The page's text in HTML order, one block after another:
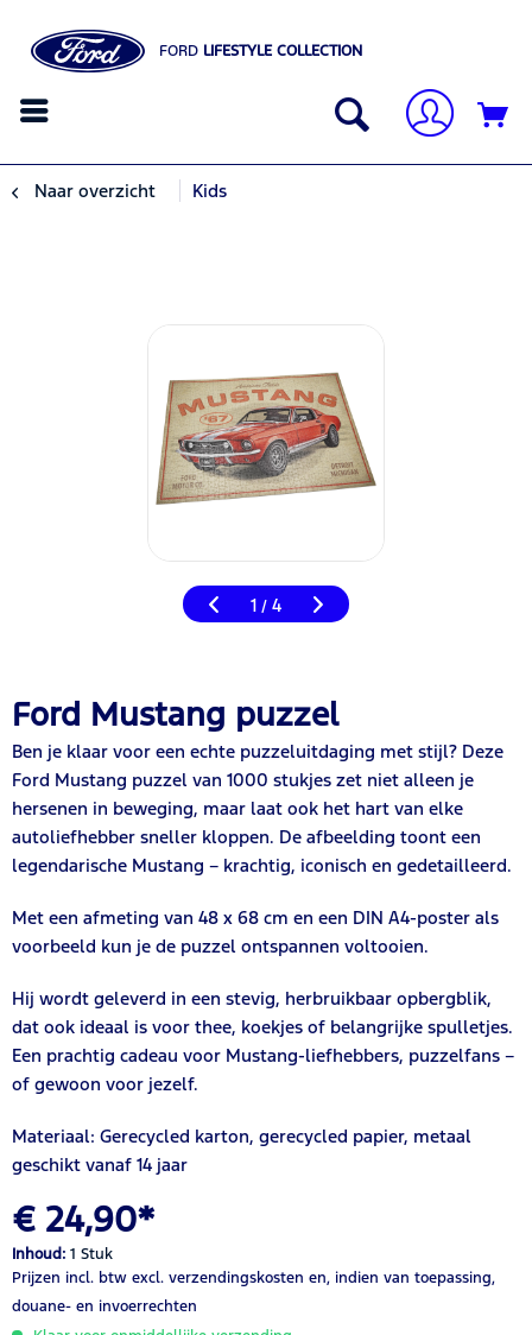
FORD LIFESTYLE COLLECTION
Naar overzicht Kids
1 / 4
Ford Mustang puzzel
Ben je klaar voor een echte puzzeluitdaging met stijl? Deze
Ford Mustang puzzel van 1000 stukjes zet niet alleen je
hersenen in beweging, maar laat ook het hart van elke
autoliefhebber sneller kloppen. De afbeelding toont een
legendarische Mustang – krachtig, iconisch en gedetailleerd.
Met een afmeting van 48 x 68 cm en een DIN A4-poster als
voorbeeld kun je de puzzel ontspannen voltooien.
Hij wordt geleverd in een stevig, herbruikbaar opbergblik,
dat ook ideaal is voor thee, koekjes of belangrijke spulletjes.
Een prachtig cadeau voor Mustang-liefhebbers, puzzelfans –
of gewoon voor jezelf.
Materiaal: Gerecycled karton, gerecycled papier, metaal
geschikt vanaf 14 jaar
€ 24,90*
Inhoud: 1 Stuk
Prijzen incl. btw excl. verzendingskosten en, indien van toepassing,
douane- en invoerrechten